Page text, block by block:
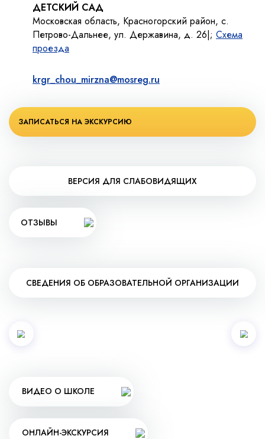
ДЕТСКИЙ САД
Московская область, Красногорский район, с.
Петрово-Дальнее, ул. Державина, д. 26|; Схема
проезда
krgr_chou_mirzna@mosreg.ru
ЗАПИСАТЬСЯ НА ЭКСКУРСИЮ
ВЕРСИЯ ДЛЯ СЛАБОВИДЯЩИХ
ОТЗЫВЫ
СВЕДЕНИЯ ОБ ОБРАЗОВАТЕЛЬНОЙ ОРГАНИЗАЦИИ
ВИДЕО О ШКОЛЕ
ОНЛАЙН-ЭКСКУРСИЯ